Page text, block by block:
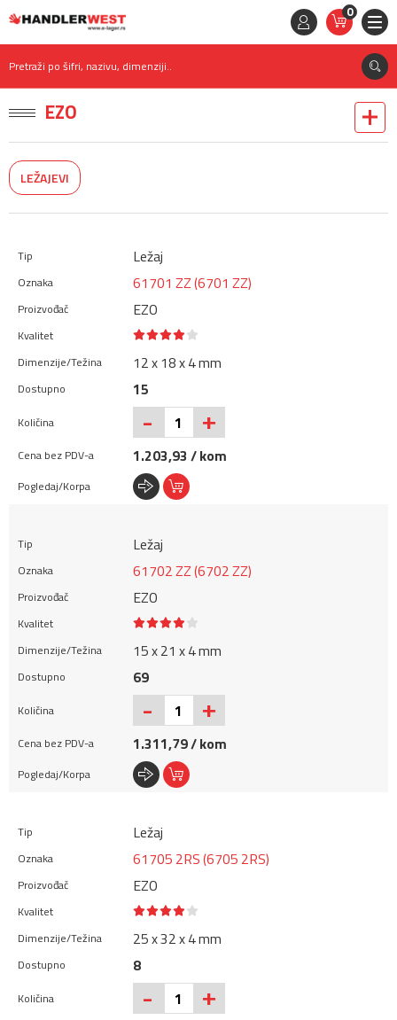
0
STAVKE
0,
RSD
Pretraži po šifri, nazivu, dimenziji..
EZO
LEŽAJEVI
Ležaj
61701 ZZ (6701 ZZ)
EZO
12 x 18 x 4 mm
15
- +
1.203,93 / kom
Ležaj
61702 ZZ (6702 ZZ)
EZO
15 x 21 x 4 mm
69
- +
1.311,79 / kom
Ležaj
61705 2RS (6705 2RS)
EZO
25 x 32 x 4 mm
8
- +